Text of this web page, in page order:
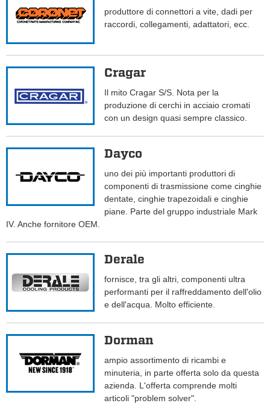
produttore di connettori a vite, dadi per
raccordi, collegamenti, adattatori, ecc.
Cragar
Il mito Cragar S/S. Nota per la
produzione di cerchi in acciaio cromati
con un design quasi sempre classico.
Dayco
uno dei più importanti produttori di
componenti di trasmissione come cinghie
dentate, cinghie trapezoidali e cinghie
piane. Parte del gruppo industriale Mark
IV. Anche fornitore OEM.
Derale
fornisce, tra gli altri, componenti ultra
performanti per il raffreddamento dell'olio
e dell'acqua. Molto efficiente.
Dorman
ampio assortimento di ricambi e
minuteria, in parte offerta solo da questa
azienda. L'offerta comprende molti
articoli "problem solver".